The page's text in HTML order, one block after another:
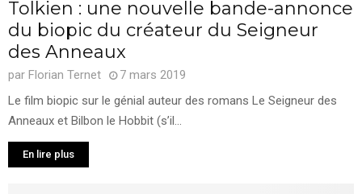
Tolkien : une nouvelle bande-annonce
du biopic du créateur du Seigneur
des Anneaux
par Florian Ternet
7 mars 2019
Le film biopic sur le génial auteur des romans Le Seigneur des
Anneaux et Bilbon le Hobbit (s’il...
En lire plus